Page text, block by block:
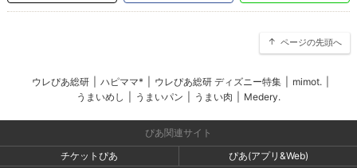
ページの先頭へ
ウレぴあ総研 ハピママ* ウレぴあ総研 ディズニー特集 mimot.
うまいめし
うまいパン うまい肉 Medery.
ぴあ関連サイト
チケットぴあ
ぴあ(アプリ&Web)